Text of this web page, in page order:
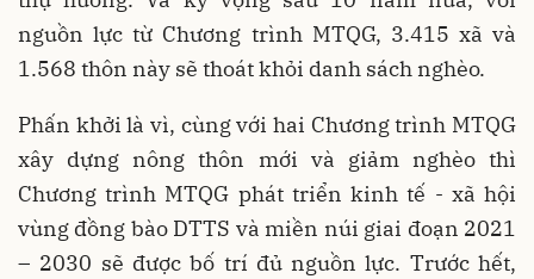
nguồn lực từ Chương trình MTQG, 3.415 xã và
1.568 thôn này sẽ thoát khỏi danh sách nghèo.
Phấn khởi là vì, cùng với hai Chương trình MTQG
xây dựng nông thôn mới và giảm nghèo thì
Chương trình MTQG phát triển kinh tế - xã hội
vùng đồng bào DTTS và miền núi giai đoạn 2021
– 2030 sẽ được bố trí đủ nguồn lực. Trước hết,